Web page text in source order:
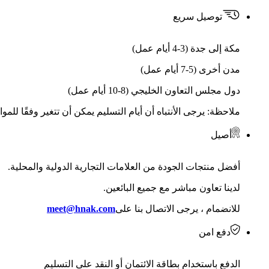
توصيل سريع
مكة إلى جدة (3-4 أيام عمل)
مدن أخرى (5-7 أيام عمل)
دول مجلس التعاون الخليجي (8-10 أيام عمل)
ملاحظة: يرجى الأنتباه أن أيام التسليم يمكن أن تتغير وفقًا
أصيل
أفضل منتجات الجودة من العلامات التجارية الدولية والمحلية.
لدينا تعاون مباشر مع جميع البائعين.
للانضمام ، يرجى الاتصال بنا علىmeet@hnak.com
دفع امن
الدفع باستخدام بطاقة الائتمان أو النقد على التسليم